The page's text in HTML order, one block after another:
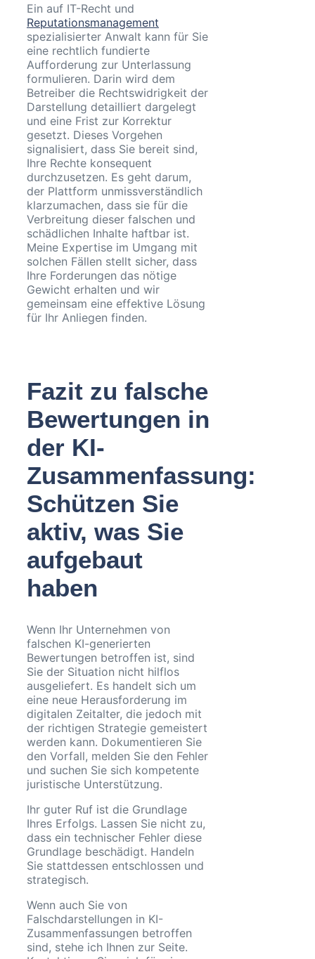
Ein auf IT-Recht und
Reputationsmanagement
spezialisierter Anwalt kann für Sie
eine rechtlich fundierte
Aufforderung zur Unterlassung
formulieren. Darin wird dem
Betreiber die Rechtswidrigkeit der
Darstellung detailliert dargelegt
und eine Frist zur Korrektur
gesetzt. Dieses Vorgehen
signalisiert, dass Sie bereit sind,
Ihre Rechte konsequent
durchzusetzen. Es geht darum,
der Plattform unmissverständlich
klarzumachen, dass sie für die
Verbreitung dieser falschen und
schädlichen Inhalte haftbar ist.
Meine Expertise im Umgang mit
solchen Fällen stellt sicher, dass
Ihre Forderungen das nötige
Gewicht erhalten und wir
gemeinsam eine effektive Lösung
für Ihr Anliegen finden.
Fazit zu falsche
Bewertungen in
der KI-
Zusammenfassung:
Schützen Sie
aktiv, was Sie
aufgebaut
haben
Wenn Ihr Unternehmen von
falschen KI-generierten
Bewertungen betroffen ist, sind
Sie der Situation nicht hilflos
ausgeliefert. Es handelt sich um
eine neue Herausforderung im
digitalen Zeitalter, die jedoch mit
der richtigen Strategie gemeistert
werden kann. Dokumentieren Sie
den Vorfall, melden Sie den Fehler
und suchen Sie sich kompetente
juristische Unterstützung.
Ihr guter Ruf ist die Grundlage
Ihres Erfolgs. Lassen Sie nicht zu,
dass ein technischer Fehler diese
Grundlage beschädigt. Handeln
Sie stattdessen entschlossen und
strategisch.
Wenn auch Sie von
Falschdarstellungen in KI-
Zusammenfassungen betroffen
sind, stehe ich Ihnen zur Seite.